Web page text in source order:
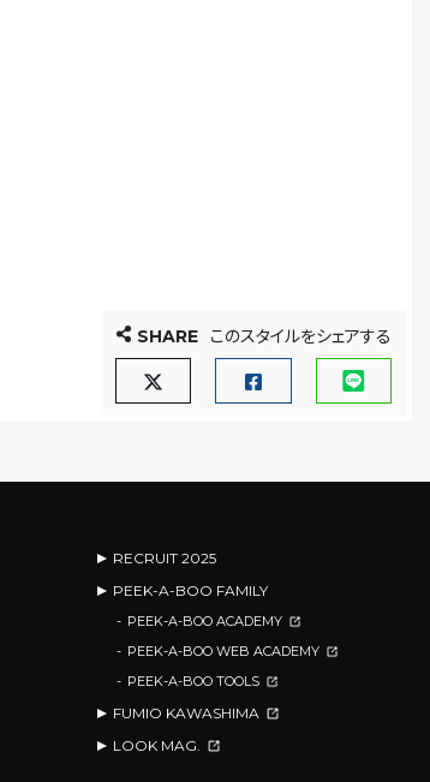
SHARE このスタイルをシェアする
RECRUIT 2025
PEEK-A-BOO FAMILY
PEEK-A-BOO ACADEMY
PEEK-A-BOO WEB ACADEMY
PEEK-A-BOO TOOLS
FUMIO KAWASHIMA
LOOK MAG.